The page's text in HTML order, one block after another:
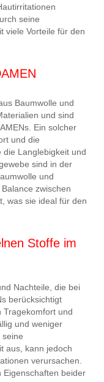
seine
viele Vorteile für den
Baumwolle und
und sind
Ein solcher
und die
die Langlebigkeit und
sind in der
und
zwischen
was sie ideal für den
Stoffe im
Nachteile, die bei
berücksichtigt
Tragekomfort und
und weniger
seine
aus, kann jedoch
verursachen.
Eigenschaften beider